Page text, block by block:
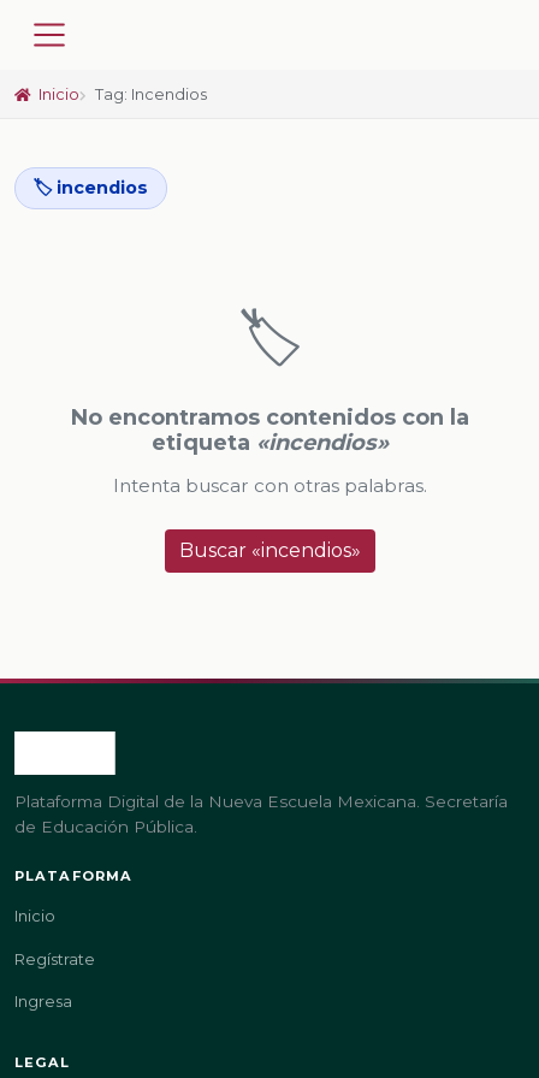
Inicio Tag: Incendios
🏷️ incendios
🏷️
No encontramos contenidos con la
etiqueta «incendios»
Intenta buscar con otras palabras.
Buscar «incendios»
Plataforma Digital de la Nueva Escuela Mexicana. Secretaría
de Educación Pública.
PLATAFORMA
Inicio
Regístrate
Ingresa
LEGAL